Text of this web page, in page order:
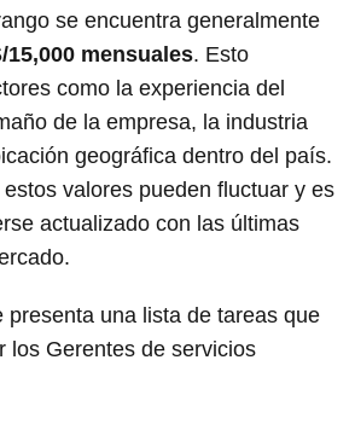
se encuentra generalmente
15,000 mensuales. Esto
como la experiencia del
de la empresa, la industria
geográfica dentro del país.
valores pueden fluctuar y es
actualizado con las últimas
presenta una lista de tareas que
los Gerentes de servicios